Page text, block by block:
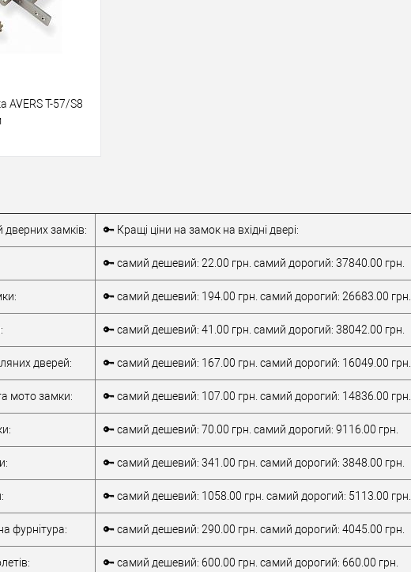
AVERS T-57/S8
Врізний замок
для металевих
дверей
Китай
дверних замків: 🔑 Кращі ціни на замок на вхідні двері:
🔑 самий дешевий: 22.00 грн. самий дорогий: 37840.00 грн.
🔑 самий дешевий: 194.00 грн. самий дорогий: 26683.00 грн.
🔑 самий дешевий: 41.00 грн. самий дорогий: 38042.00 грн.
дверей: 🔑 самий дешевий: 167.00 грн. самий дорогий: 16049.00 грн.
мото замки: 🔑 самий дешевий: 107.00 грн. самий дорогий: 14836.00 грн.
🔑 самий дешевий: 70.00 грн. самий дорогий: 9116.00 грн.
🔑 самий дешевий: 341.00 грн. самий дорогий: 3848.00 грн.
🔑 самий дешевий: 1058.00 грн. самий дорогий: 5113.00 грн.
фурнітура: 🔑 самий дешевий: 290.00 грн. самий дорогий: 4045.00 грн.
🔑 самий дешевий: 600.00 грн. самий дорогий: 660.00 грн.